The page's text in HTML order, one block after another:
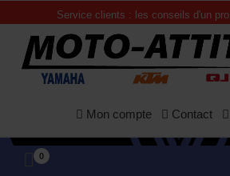
Service clients : les conseils d'un pro
Mon compte Contact
0